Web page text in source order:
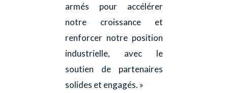
armés pour accélérer
notre croissance et
renforcer notre position
industrielle, avec le
soutien de partenaires
solides et engagés. »